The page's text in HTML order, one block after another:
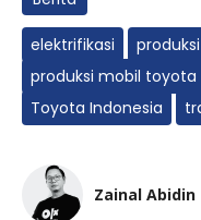
elektrifikasi
produksi mobil toyota
Toyota Indonesia
Zainal Abidin